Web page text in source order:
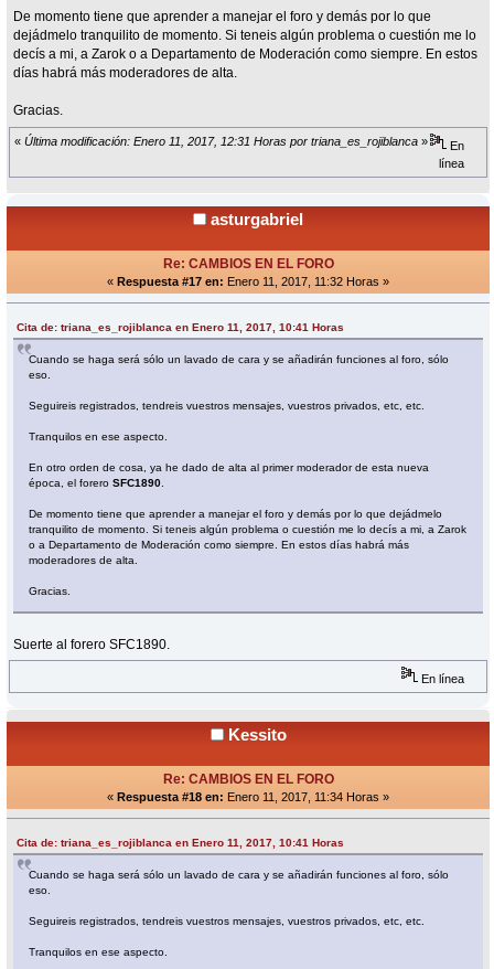
De momento tiene que aprender a manejar el foro y demás por lo que
dejádmelo tranquilito de momento. Si teneis algún problema o cuestión me lo
decís a mi, a Zarok o a Departamento de Moderación como siempre. En estos
días habrá más moderadores de alta.
Gracias.
« Última modificación: Enero 11, 2017, 12:31 Horas por triana_es_rojiblanca »
En
línea
asturgabriel
Re: CAMBIOS EN EL FORO
« Respuesta #17 en: Enero 11, 2017, 11:32 Horas »
Cita de: triana_es_rojiblanca en Enero 11, 2017, 10:41 Horas
Cuando se haga será sólo un lavado de cara y se añadirán funciones al foro, sólo
eso.
Seguireis registrados, tendreis vuestros mensajes, vuestros privados, etc, etc.
Tranquilos en ese aspecto.
En otro orden de cosa, ya he dado de alta al primer moderador de esta nueva
época, el foreroSFC1890
De momento tiene que aprender a manejar el foro y demás por lo que dejádmelo
tranquilito de momento. Si teneis algún problema o cuestión me lo decís a mi, a Zarok
o a Departamento de Moderación como siempre. En estos días habrá más
moderadores de alta.
Gracias.
Suerte al forero SFC1890.
En línea
Kessito
Re: CAMBIOS EN EL FORO
« Respuesta #18 en: Enero 11, 2017, 11:34 Horas »
Cita de: triana_es_rojiblanca en Enero 11, 2017, 10:41 Horas
Cuando se haga será sólo un lavado de cara y se añadirán funciones al foro, sólo
eso.
Seguireis registrados, tendreis vuestros mensajes, vuestros privados, etc, etc.
Tranquilos en ese aspecto.